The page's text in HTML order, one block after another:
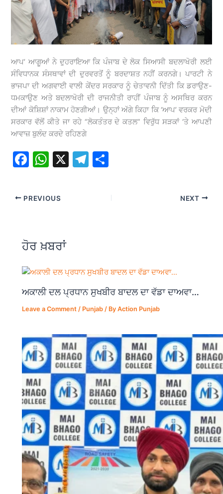
ਆਪ’ ਆਗੂਆਂ ਨੇ ਦੁਹਰਾਇਆ ਕਿ ਪੰਜਾਬ ਦੇ ਲੋਕ ਸਿਆਸੀ ਬਦਲਾਖੋਰੀ ਲਈ
ਸੰਵਿਧਾਨਕ ਸੰਸਥਾਵਾਂ ਦੀ ਦੁਰਵਰਤੋਂ ਨੂੰ ਬਰਦਾਸ਼ਤ ਨਹੀਂ ਕਰਨਗੇ। ਪਾਰਟੀ ਨੇ
ਭਾਜਪਾ ਦੀ ਅਗਵਾਈ ਵਾਲੀ ਕੇਂਦਰ ਸਰਕਾਰ ਨੂੰ ਚੇਤਾਵਨੀ ਦਿੱਤੀ ਕਿ ਡਰਾਉਣ-
ਧਮਕਾਉਣ ਅਤੇ ਬਦਲਾਖੋਰੀ ਦੀ ਰਾਜਨੀਤੀ ਰਾਹੀਂ ਪੰਜਾਬ ਨੂੰ ਅਸਥਿਰ ਕਰਨ
ਦੀਆਂ ਕੋਸ਼ਿਸ਼ਾਂ ਨਾਕਾਮ ਹੋਣਗੀਆਂ। ਉਨ੍ਹਾਂ ਅੱਗੇ ਕਿਹਾ ਕਿ ‘ਆਪ’ ਵਰਕਰ ਮੋਦੀ
ਸਰਕਾਰ ਵੱਲੋਂ ਕੀਤੇ ਜਾ ਰਹੇ “ਲੋਕਤੰਤਰ ਦੇ ਕਤਲ” ਵਿਰੁੱਧ ਸੜਕਾਂ ‘ਤੇ ਆਪਣੀ
ਆਵਾਜ਼ ਬੁਲੰਦ ਕਰਦੇ ਰਹਿਣਗੇ
F
c
e
o
o
k
W
at
s
p
p
X
T
ar
e
PREVIOUS NEXT
ਹੋਰ ਖ਼ਬਰਾਂ
ਅਕਾਲੀ ਦਲ ਪ੍ਰਧਾਨ ਸੁਖਬੀਰ ਬਾਦਲ ਦਾ ਵੱਡਾ ਦਾਅਵਾ…
Leave a Comment / Punjab / ByAction Punjab